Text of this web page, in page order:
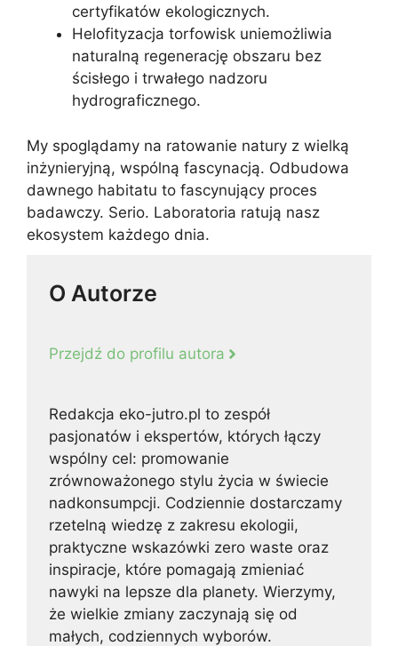
certyfikatów ekologicznych.
Helofityzacja torfowisk uniemożliwia
naturalną regenerację obszaru bez
ścisłego i trwałego nadzoru
hydrograficznego.
My spoglądamy na ratowanie natury z wielką
inżynieryjną, wspólną fascynacją. Odbudowa
dawnego habitatu to fascynujący proces
badawczy. Serio. Laboratoria ratują nasz
ekosystem każdego dnia.
O Autorze
Przejdź do profilu autora
Redakcja eko-jutro.pl to zespół
pasjonatów i ekspertów, których łączy
wspólny cel: promowanie
zrównoważonego stylu życia w świecie
nadkonsumpcji. Codziennie dostarczamy
rzetelną wiedzę z zakresu ekologii,
praktyczne wskazówki zero waste oraz
inspiracje, które pomagają zmieniać
nawyki na lepsze dla planety. Wierzymy,
że wielkie zmiany zaczynają się od
małych, codziennych wyborów.